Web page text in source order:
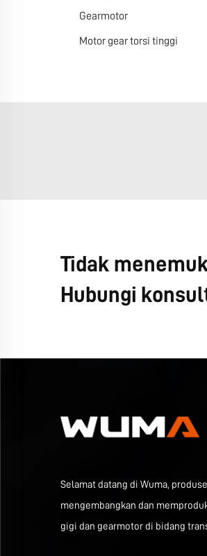
Gearmotor
Motor gear torsi tinggi
Tidak
Hubungi
Selamat datang di Wuma,
mengembangkan dan
gigi dan gearmotor di bidang